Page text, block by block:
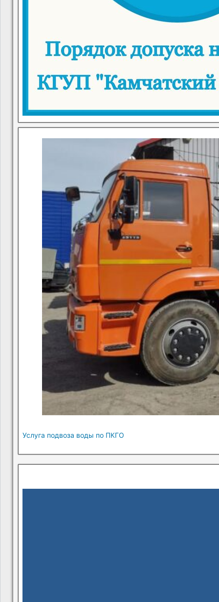
Услуга подвоза воды по ПКГО